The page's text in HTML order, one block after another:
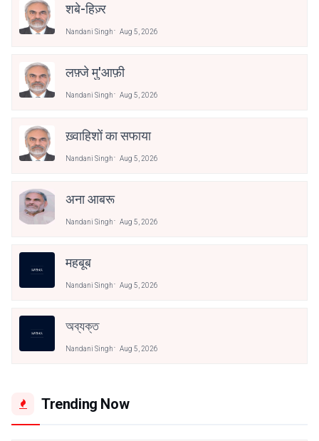
शबे-हिज़्र
Nandani Singh Aug 5, 2026
लफ़्जे मु'आफ़ी
Nandani Singh Aug 5, 2026
ख़्वाहिशों का सफाया
Nandani Singh Aug 5, 2026
अना आबरू
Nandani Singh Aug 5, 2026
महबूब
Nandani Singh Aug 5, 2026
অব্যক্ত
Nandani Singh Aug 5, 2026
Trending Now